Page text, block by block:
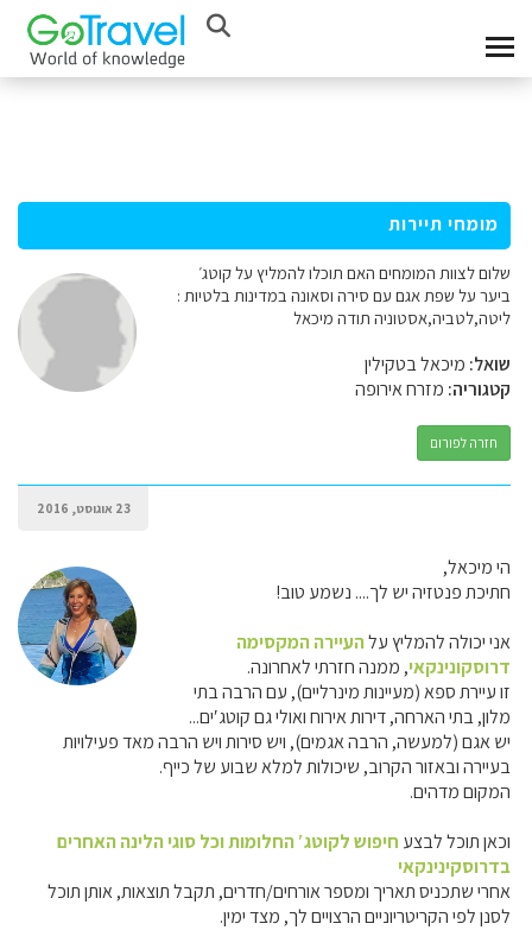
מומחי תיירות
שלום לצוות המומחים האם תוכלו להמליץ על קוטג׳
ביער על שפת אגם עם סירה וסאונה במדינות בלטיות :
ליטה,לטביה,אסטוניה תודה מיכאל
שואל: מיכאל בטקילין
קטגוריה: מזרח אירופה
חזרה לפורום
23 אוגוסט, 2016
הי מיכאל,
חתיכת פנטזיה יש לך.... נשמע טוב!
אני יכולה להמליץ עלהעיירה המקסימה
דרוסקונינקאי, ממנה חזרתי לאחרונה.
זו עיירת ספא (מעיינות מינרליים), עם הרבה בתי
מלון, בתי הארחה, דירות אירוח ואולי גם קוטג′ים...
יש אגם (למעשה, הרבה אגמים), ויש סירות ויש הרבה מאד פעילויות
בעיירה ובאזור הקרוב, שיכולות למלא שבוע של כייף.
המקום מדהים.
וכאן תוכל לבצע חיפוש לקוטג′ החלומות וכל סוגי הלינה האחרים
בדרוסקינינקאי
אחרי שתכניס תאריך ומספר אורחים/חדרים, תקבל תוצאות, אותן תוכל
לסנן לפי הקריטריוניים הרצויים לך, מצד ימין.